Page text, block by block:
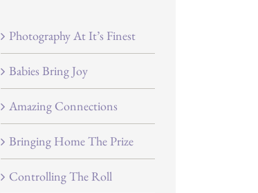
Photography At It’s Finest
Babies Bring Joy
Amazing Connections
Bringing Home The Prize
Controlling The Roll